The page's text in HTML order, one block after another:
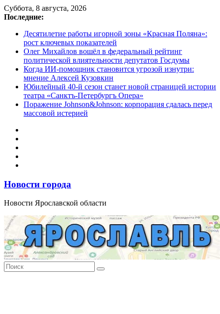
Перейти
к
Суббота, 8 августа, 2026
Последние:
Десятилетие работы игорной зоны «Красная Поляна»:
рост ключевых показателей
Олег Михайлов вошёл в федеральный рейтинг
политической влиятельности депутатов Госдумы
Когда ИИ-помощник становится угрозой изнутри:
мнение Алексей Кузовкин
Юбилейный 40-й сезон станет новой страницей истории
театра «Санктъ-Петербургъ Опера»
Поражение Johnson&Johnson: корпорация сдалась перед
массовой истерией
Новости города
Новости Ярославской области